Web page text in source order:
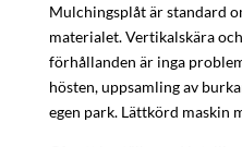
Mulchingsplåt är standard
materialet. Vertikalskära
förhållanden är inga
hösten, uppsamling av
egen park. Lättkörd maskin